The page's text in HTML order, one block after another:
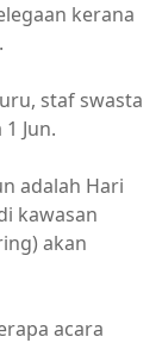
kerana
staf swasta
Jun.
adalah Hari
kawasan
akan
acara